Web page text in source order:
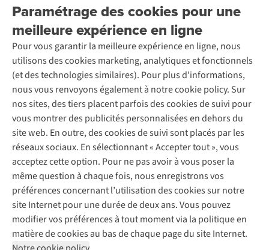
Paramétrage des cookies pour une
meilleure expérience en ligne
Pour vous garantir la meilleure expérience en ligne, nous
utilisons des cookies marketing, analytiques et fonctionnels
(et des technologies similaires). Pour plus d'informations,
nous vous renvoyons également à notre cookie policy. Sur
nos sites, des tiers placent parfois des cookies de suivi pour
vous montrer des publicités personnalisées en dehors du
site web. En outre, des cookies de suivi sont placés par les
réseaux sociaux. En sélectionnant « Accepter tout », vous
acceptez cette option. Pour ne pas avoir à vous poser la
même question à chaque fois, nous enregistrons vos
préférences concernant l’utilisation des cookies sur notre
site Internet pour une durée de deux ans. Vous pouvez
modifier vos préférences à tout moment via la politique en
matière de cookies au bas de chaque page du site Internet.
Retourner
Rétractation d'une commande
Entretien & réparations
Garantie
Contactez-nous
Entreprise responsable
À propos d’Ayacucho
Nos magasins
À propos d’A.S.Adventure
Déclaration d'accessibilité
Location / Location sports d’hiver
Seconde-main
Entretien de ski
Service de lavage
Entretien de chaussures
Réparation de chaussures
Réparation de vêtements
Retouches
Pour les entreprises
Découvrez
A.S.Magazine
Explore Camp
Expertise & conseils
Abonnez-vous à la newsletter
Suivez-nous
Mentions légales
Politique de confidentialité
Conditions générales
Cookie Policy